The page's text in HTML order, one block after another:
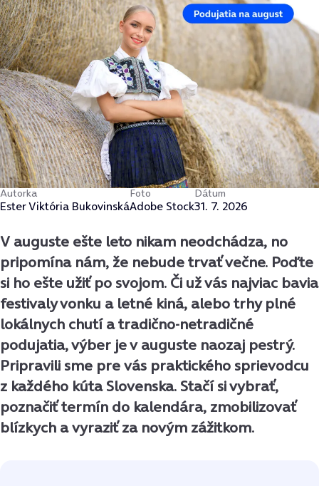
Autorka
Ester Viktória Bukovinská
Foto
Adobe Stock
Dátum
31. 7. 2026
V auguste ešte leto nikam neodchádza, no
pripomína nám, že nebude trvať večne. Poďte
si ho ešte užiť po svojom. Či už vás najviac bavia
festivaly vonku a letné kiná, alebo trhy plné
lokálnych chutí a tradično-netradičné
podujatia, výber je v auguste naozaj pestrý.
Pripravili sme pre vás praktického sprievodcu
z každého kúta Slovenska. Stačí si vybrať,
poznačiť termín do kalendára, zmobilizovať
blízkych a vyraziť za novým zážitkom.